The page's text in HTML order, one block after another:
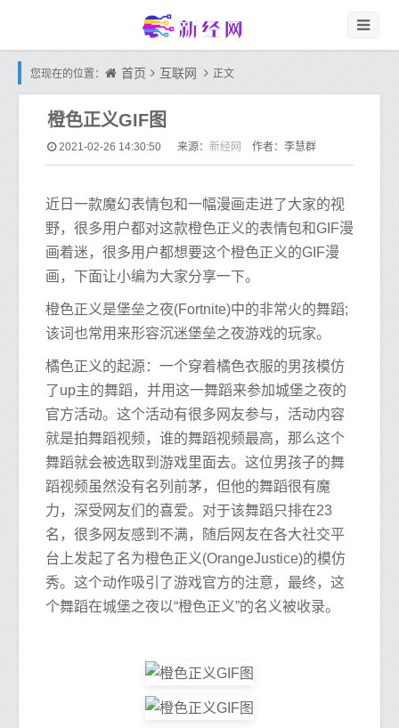
您现在的位置： 首页 互联网 正文
橙色正义GIF图
2021-02-26 14:30:50 来源： 新经网 作者：李慧群
近日一款魔幻表情包和一幅漫画走进了大家的视
野，很多用户都对这款橙色正义的表情包和GIF漫
画着迷，很多用户都想要这个橙色正义的GIF漫
画，下面让小编为大家分享一下。
橙色正义是堡垒之夜(Fortnite)中的非常火的舞蹈;
该词也常用来形容沉迷堡垒之夜游戏的玩家。
橘色正义的起源：一个穿着橘色衣服的男孩模仿
了up主的舞蹈，并用这一舞蹈来参加城堡之夜的
官方活动。这个活动有很多网友参与，活动内容
就是拍舞蹈视频，谁的舞蹈视频最高，那么这个
舞蹈就会被选取到游戏里面去。这位男孩子的舞
蹈视频虽然没有名列前茅，但他的舞蹈很有魔
力，深受网友们的喜爱。对于该舞蹈只排在23
名，很多网友感到不满，随后网友在各大社交平
台上发起了名为橙色正义(OrangeJustice)的模仿
秀。这个动作吸引了游戏官方的注意，最终，这
个舞蹈在城堡之夜以“橙色正义”的名义被收录。